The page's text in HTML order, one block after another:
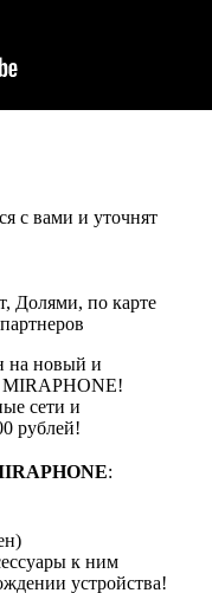
с вами и уточнят
Долями, по карте
на новый и
MIRAPHONE!
сети и
рублей!
:
к ним
устройства!